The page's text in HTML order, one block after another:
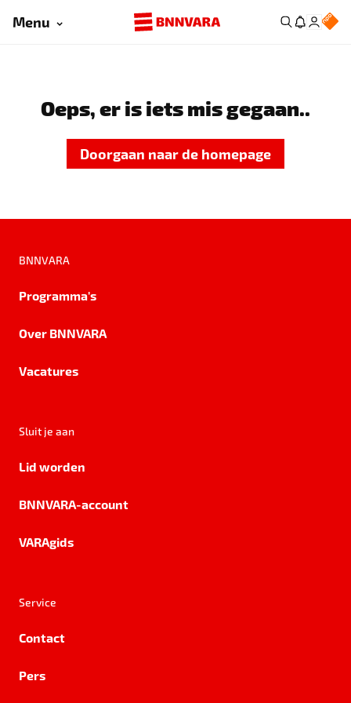
Menu
Oeps, er is iets mis gegaan..
Doorgaan naar de homepage
BNNVARA
Programma's
Over BNNVARA
Vacatures
Sluit je aan
Lid worden
BNNVARA-account
VARAgids
Service
Contact
Pers